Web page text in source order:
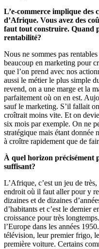
L’e-commerce implique des
d’Afrique. Vous avez des
faut tout construire. Quand
rentabilité?
Nous ne sommes pas
beaucoup en marketing pour
que l’on prend avec nos
aussi le métier le plus simple
revend, on a une marge et la
parfaitement où on en est.
sauf le marketing. S’il fallait
croîtrait moins vite. Et on
six mois par exemple. On ne
stratégique mais étant
à croître rapidement que de
À quel horizon précisément
suffisant?
L’Afrique, c’est un jeu de
endroit où il faut aller pour y
dizaines et de dizaines
d’habitants et c’est le dernier
croissance pour très
l’Europe dans les années
télévision, leur premier frigo,
première voiture. Certains